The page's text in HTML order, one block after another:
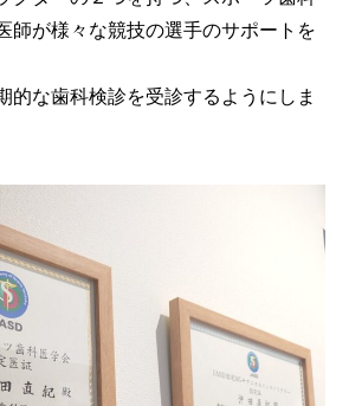
師が様々な競技の選手のサポートを
的な歯科検診を受診するようにしま